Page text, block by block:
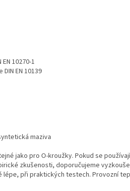
10270-1
EN 10139
maziva
jako pro O-kroužky. Pokud se
zkušenosti, doporučujeme
při praktických testech. Provozní